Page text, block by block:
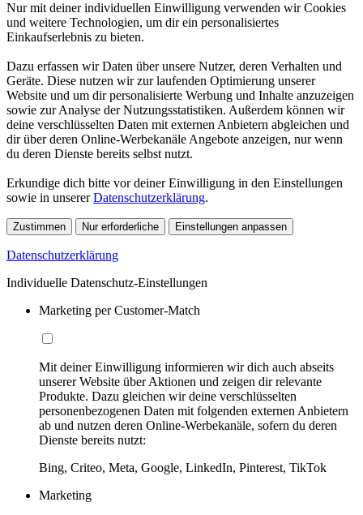
Nur mit deiner individuellen Einwilligung verwenden wir Cookies
und weitere Technologien, um dir ein personalisiertes
Einkaufserlebnis zu bieten.
Dazu erfassen wir Daten über unsere Nutzer, deren Verhalten und
Geräte. Diese nutzen wir zur laufenden Optimierung unserer
Website und um dir personalisierte Werbung und Inhalte anzuzeigen
sowie zur Analyse der Nutzungsstatistiken. Außerdem können wir
deine verschlüsselten Daten mit externen Anbietern abgleichen und
dir über deren Online-Werbekanäle Angebote anzeigen, nur wenn
du deren Dienste bereits selbst nutzt.
Erkundige dich bitte vor deiner Einwilligung in den Einstellungen
sowie in unsererDatenschutzerklärung.
Zustimmen Nur erforderliche Einstellungen anpassen
Datenschutzerklärung
Individuelle Datenschutz-Einstellungen
Marketing per Customer-Match
Mit deiner Einwilligung informieren wir dich auch abseits
unserer Website über Aktionen und zeigen dir relevante
Produkte. Dazu gleichen wir deine verschlüsselten
personenbezogenen Daten mit folgenden externen Anbietern
ab und nutzen deren Online-Werbekanäle, sofern du deren
Dienste bereits nutzt:
Bing, Criteo, Meta, Google, LinkedIn, Pinterest, TikTok
Marketing